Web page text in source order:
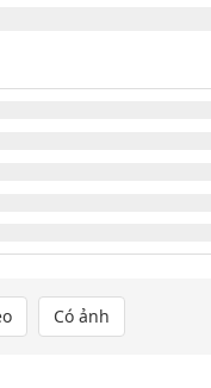
Có ảnh